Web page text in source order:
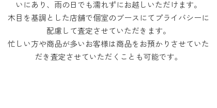
いにあり、雨の日でも濡れずにお越しいただけます。
木目を基調とした店舗で個室のブースにてプライバシーに
配慮して査定させていただきます。
忙しい方や商品が多いお客様は商品をお預かりさせていた
だき査定させていただくことも可能です。